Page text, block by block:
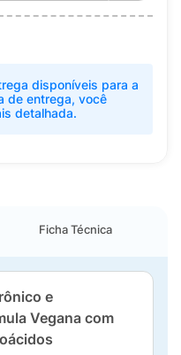
disponíveis para a
de entrega, você
detalhada.
Ficha Técnica
e
Vegana com